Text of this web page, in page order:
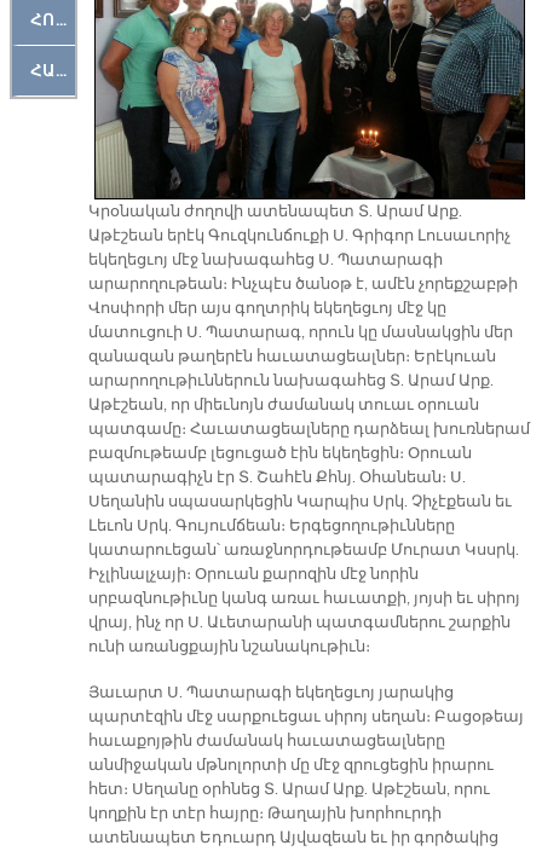
ՀՈԳԵՄՏԱՒՈՐ
ՀԱՐԹԱԿ
Կրօնական ժողովի ատենապետ Տ. Արամ Արք.
Աթէշեան երէկ Գուզկունճուքի Ս. Գրիգոր Լուսաւորիչ
եկեղեցւոյ մէջ նախագահեց Ս. Պատարագի
արարողութեան։ Ինչպէս ծանօթ է, ամէն չորեքշաբթի
Վոսփորի մեր այս գողտրիկ եկեղեցւոյ մէջ կը
մատուցուի Ս. Պատարագ, որուն կը մասնակցին մեր
զանազան թաղերէն հաւատացեալներ։ Երէկուան
արարողութիւններուն նախագահեց Տ. Արամ Արք.
Աթէշեան, որ միեւնոյն ժամանակ տուաւ օրուան
պատգամը։ Հաւատացեալները դարձեալ խուռներամ
բազմութեամբ լեցուցած էին եկեղեցին։ Օրուան
պատարագիչն էր Տ. Շահէն Քհնյ. Օհանեան։ Ս.
Սեղանին սպասարկեցին Կարպիս Սրկ. Չիչէքեան եւ
Լեւոն Սրկ. Գույումճեան։ Երգեցողութիւնները
կատարուեցան՝ առաջնորդութեամբ Մուրատ Կսսրկ.
Իչլինալչայի։ Օրուան քարոզին մէջ նորին
սրբազնութիւնը կանգ առաւ հաւատքի, յոյսի եւ սիրոյ
վրայ, ինչ որ Ս. Աւետարանի պատգամներու շարքին
ունի առանցքային նշանակութիւն։
Յաւարտ Ս. Պատարագի եկեղեցւոյ յարակից
պարտէզին մէջ սարքուեցաւ սիրոյ սեղան։ Բացօթեայ
հաւաքոյթին ժամանակ հաւատացեալները
անմիջական մթնոլորտի մը մէջ զրուցեցին իրարու
հետ։ Սեղանը օրհնեց Տ. Արամ Արք. Աթէշեան, որու
կողքին էր տէր հայրը։ Թաղային խորհուրդի
ատենապետ Եդուարդ Այվազեան եւ իր գործակից